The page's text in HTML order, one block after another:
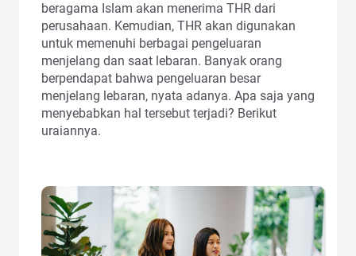
beragama Islam akan menerima THR dari
perusahaan. Kemudian, THR akan digunakan
untuk memenuhi berbagai pengeluaran
menjelang dan saat lebaran. Banyak orang
berpendapat bahwa pengeluaran besar
menjelang lebaran, nyata adanya. Apa saja yang
menyebabkan hal tersebut terjadi? Berikut
uraiannya.